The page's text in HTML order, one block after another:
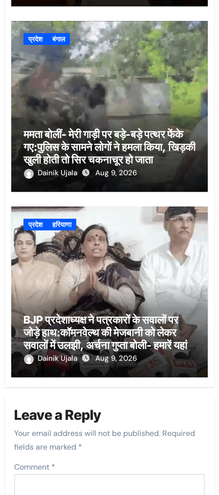
प्रदेश बंगाल
ममता बोलीं- मेरी गाड़ी पर बड़े-बड़े पत्थर फेंके
गए:पुलिस के सामने लोगों ने हमला किया, खिड़की
खुली होती तो सिर चकनाचूर हो जाता
Dainik Ujala Aug 9, 2026
प्रदेश हरियाणा
BJP प्रदेशाध्यक्ष ने पत्रकारों के सवालों पर
जोड़े हाथ:कॉमनवेल्थ की मेजबानी को लेकर
सवालों में उलझी, अर्चना गुप्ता बोली- हमारें यहां
ऐसी व्यवस्थाएं नहीं
Dainik Ujala Aug 9, 2026
Leave a Reply
Your email address will not be published. Required
fields are marked *
Comment *